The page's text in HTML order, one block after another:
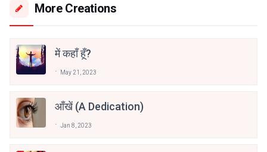
More Creations
में कहाँ हूँ?
May 21, 2023
आँखें (a Dedication)
Jan 8, 2023